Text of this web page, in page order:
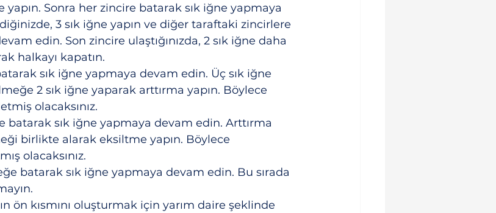
yapın. Sonra her zincire batarak sık iğne yapmaya
3 sık iğne yapın ve diğer taraftaki zincirlere
edin. Son zincire ulaştığınızda, 2 sık iğne daha
halkayı kapatın.
sık iğne yapmaya devam edin. Üç sık iğne
2 sık iğne yaparak arttırma yapın. Böylece
olacaksınız.
batarak sık iğne yapmaya devam edin. Arttırma
birlikte alarak eksiltme yapın. Böylece
olacaksınız.
batarak sık iğne yapmaya devam edin. Bu sırada
ön kısmını oluşturmak için yarım daire şeklinde